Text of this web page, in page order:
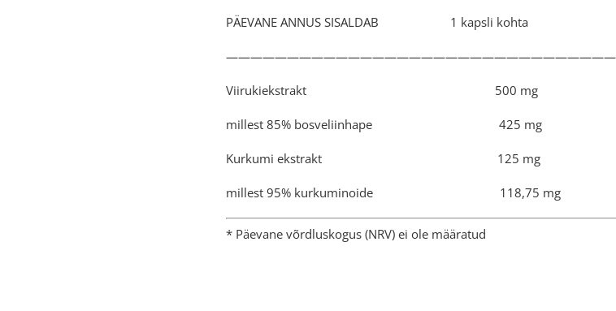
PÄEVANE ANNUS SISALDAB 1 kapsli
Viirukiekstrakt 500
millest 85%
Kurkumi ekstrakt
millest 95% kurkuminoide
* Päevane võrdluskogus (NRV) ei ole määratud